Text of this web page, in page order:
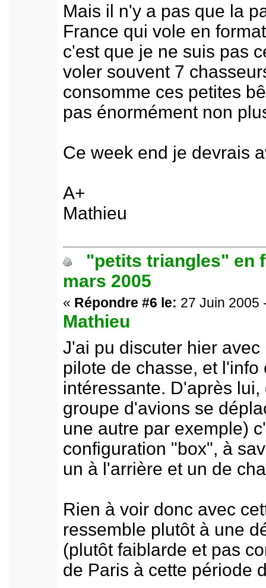
Mais il n'y a pas que la
France qui vole en
c'est que je ne suis pas
voler souvent 7
consomme ces petites
pas énormément non
Ce week end je devrais
A+
Mathieu
"petits triangles" en
mars 2005
« Répondre #6 le: 27 Juin 2005
Mathieu
J'ai pu discuter hier avec
pilote de chasse, et l'info
intéressante. D'après lui,
groupe d'avions se
une autre par exemple)
configuration "box", à
un à l'arrière et un de
Rien à voir donc avec
ressemble plutôt à une
(plutôt faiblarde et pas
de Paris à cette période